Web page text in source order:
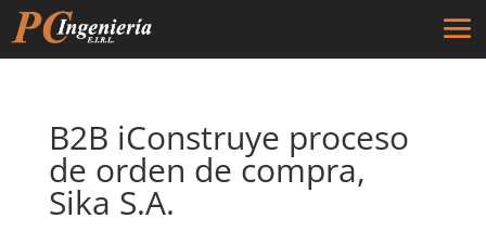
B2B iConstruye proceso
de orden de compra,
Sika S.A.